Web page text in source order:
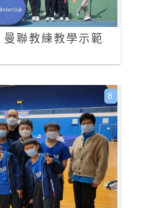
聯教練教學示範
8